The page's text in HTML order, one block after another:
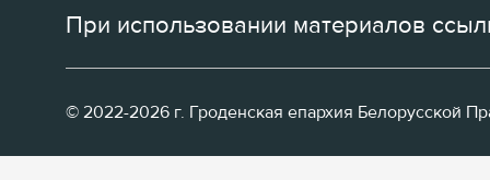
При использовании материалов
© 2022-2026 г. Гроденская епархия Белорусской